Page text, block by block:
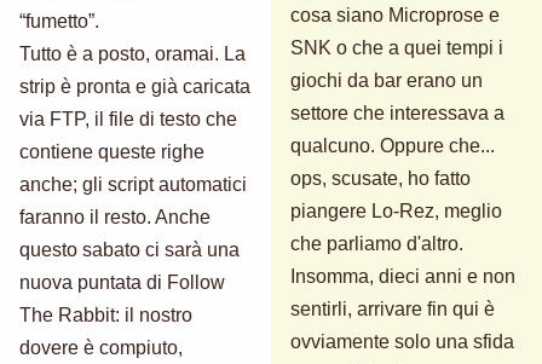
“fumetto”.
Tutto è a posto, oramai. La
strip è pronta e già caricata
via FTP, il file di testo che
contiene queste righe
anche; gli script automatici
faranno il resto. Anche
questo sabato ci sarà una
nuova puntata di Follow
The Rabbit: il nostro
dovere è compiuto,
cosa siano Microprose e
SNK o che a quei tempi i
giochi da bar erano un
settore che interessava a
qualcuno. Oppure che...
ops, scusate, ho fatto
piangere Lo-Rez, meglio
che parliamo d'altro.
Insomma, dieci anni e non
sentirli, arrivare fin qui è
ovviamente solo una sfida